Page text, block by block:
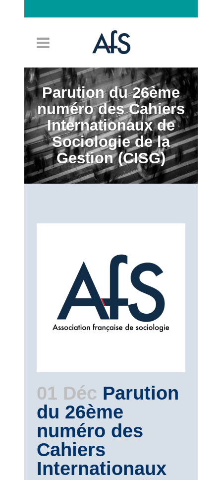
Parution du 26ème
numéro des Cahiers
Internationaux de
Sociologie de la
Gestion (CISG)
01 Déc Parution
du 26ème
numéro des
Cahiers
Internationaux